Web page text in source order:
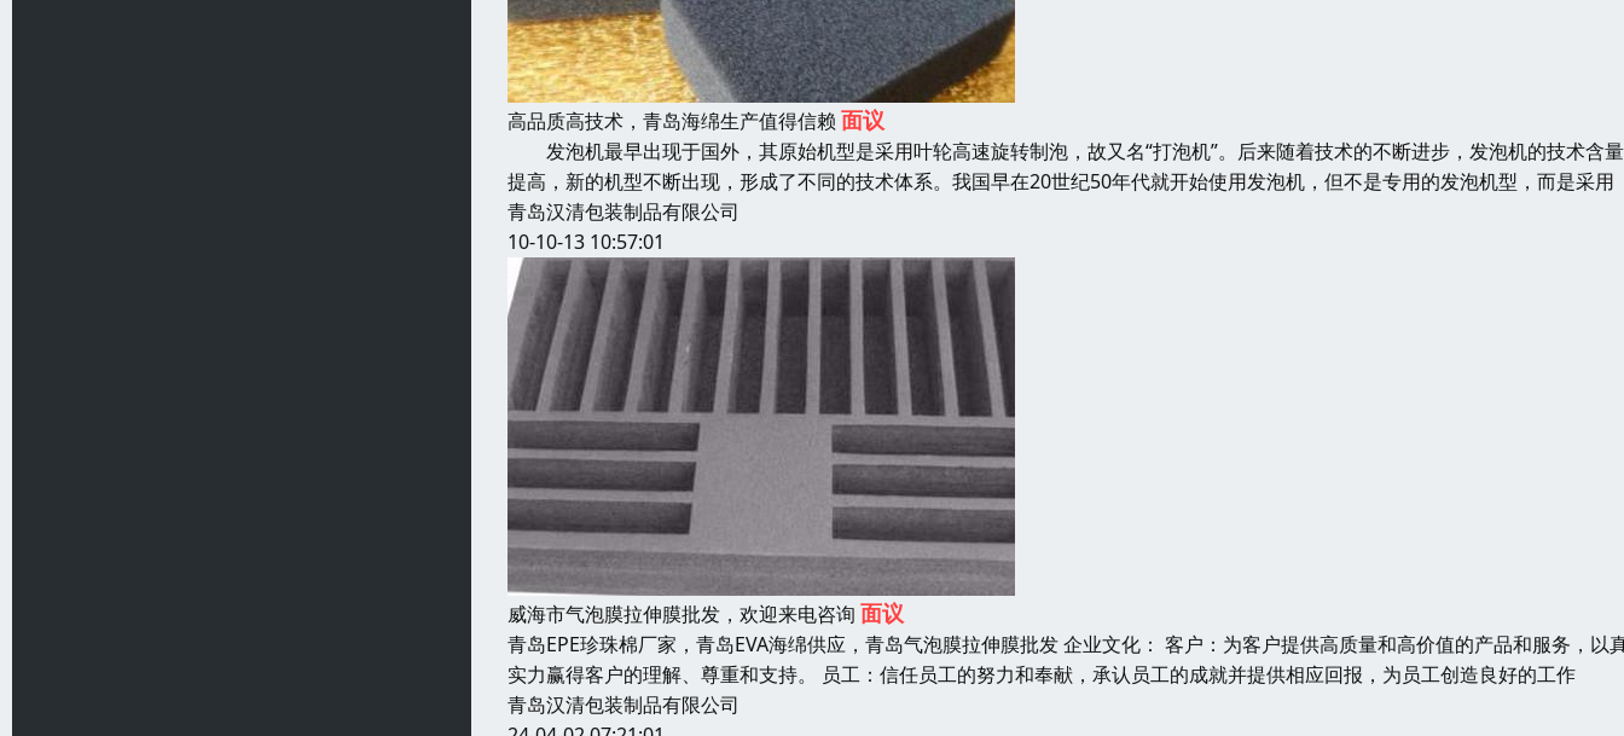
高品质高技术，青岛海绵生产值得信赖 面议
发泡机最早出现于国外，其原始机型是采用叶轮高速旋转制泡，故又名“打泡机”。后来随着技术的不断进步，发泡机的技术含
提高，新的机型不断出现，形成了不同的技术体系。我国早在20世纪50年代就开始使用发泡机，但不是专用的发泡机型，而是采用
青岛汉清包装制品有限公司
10-10-13 10:57:01
威海市气泡膜拉伸膜批发，欢迎来电咨询 面议
青岛EPE珍珠棉厂家，青岛EVA海绵供应，青岛气泡膜拉伸膜批发 企业文化： 客户：为客户提供高质量和高价值的产品和服务，以
实力赢得客户的理解、尊重和支持。 员工：信任员工的努力和奉献，承认员工的成就并提供相应回报，为员工创造良好的工作
青岛汉清包装制品有限公司